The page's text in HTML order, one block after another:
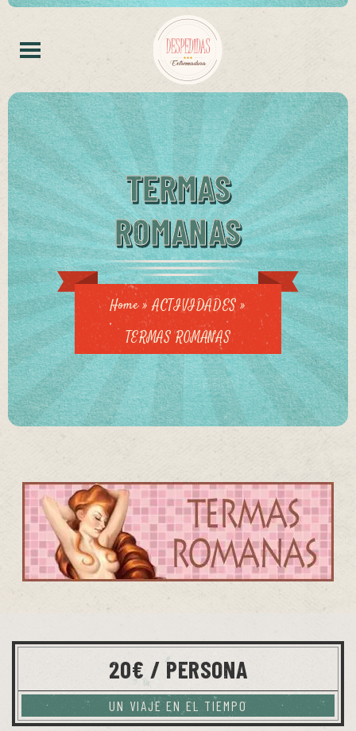
TERMAS
ROMANAS
Home»ACTIVIDADES»
TERMAS ROMANAS
20€ / PERSONA
UN VIAJE EN EL TIEMPO